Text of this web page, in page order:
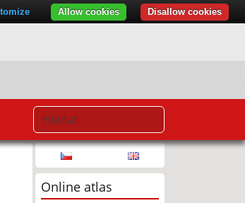
Online atlas
Disallow cookies
Allow cookies